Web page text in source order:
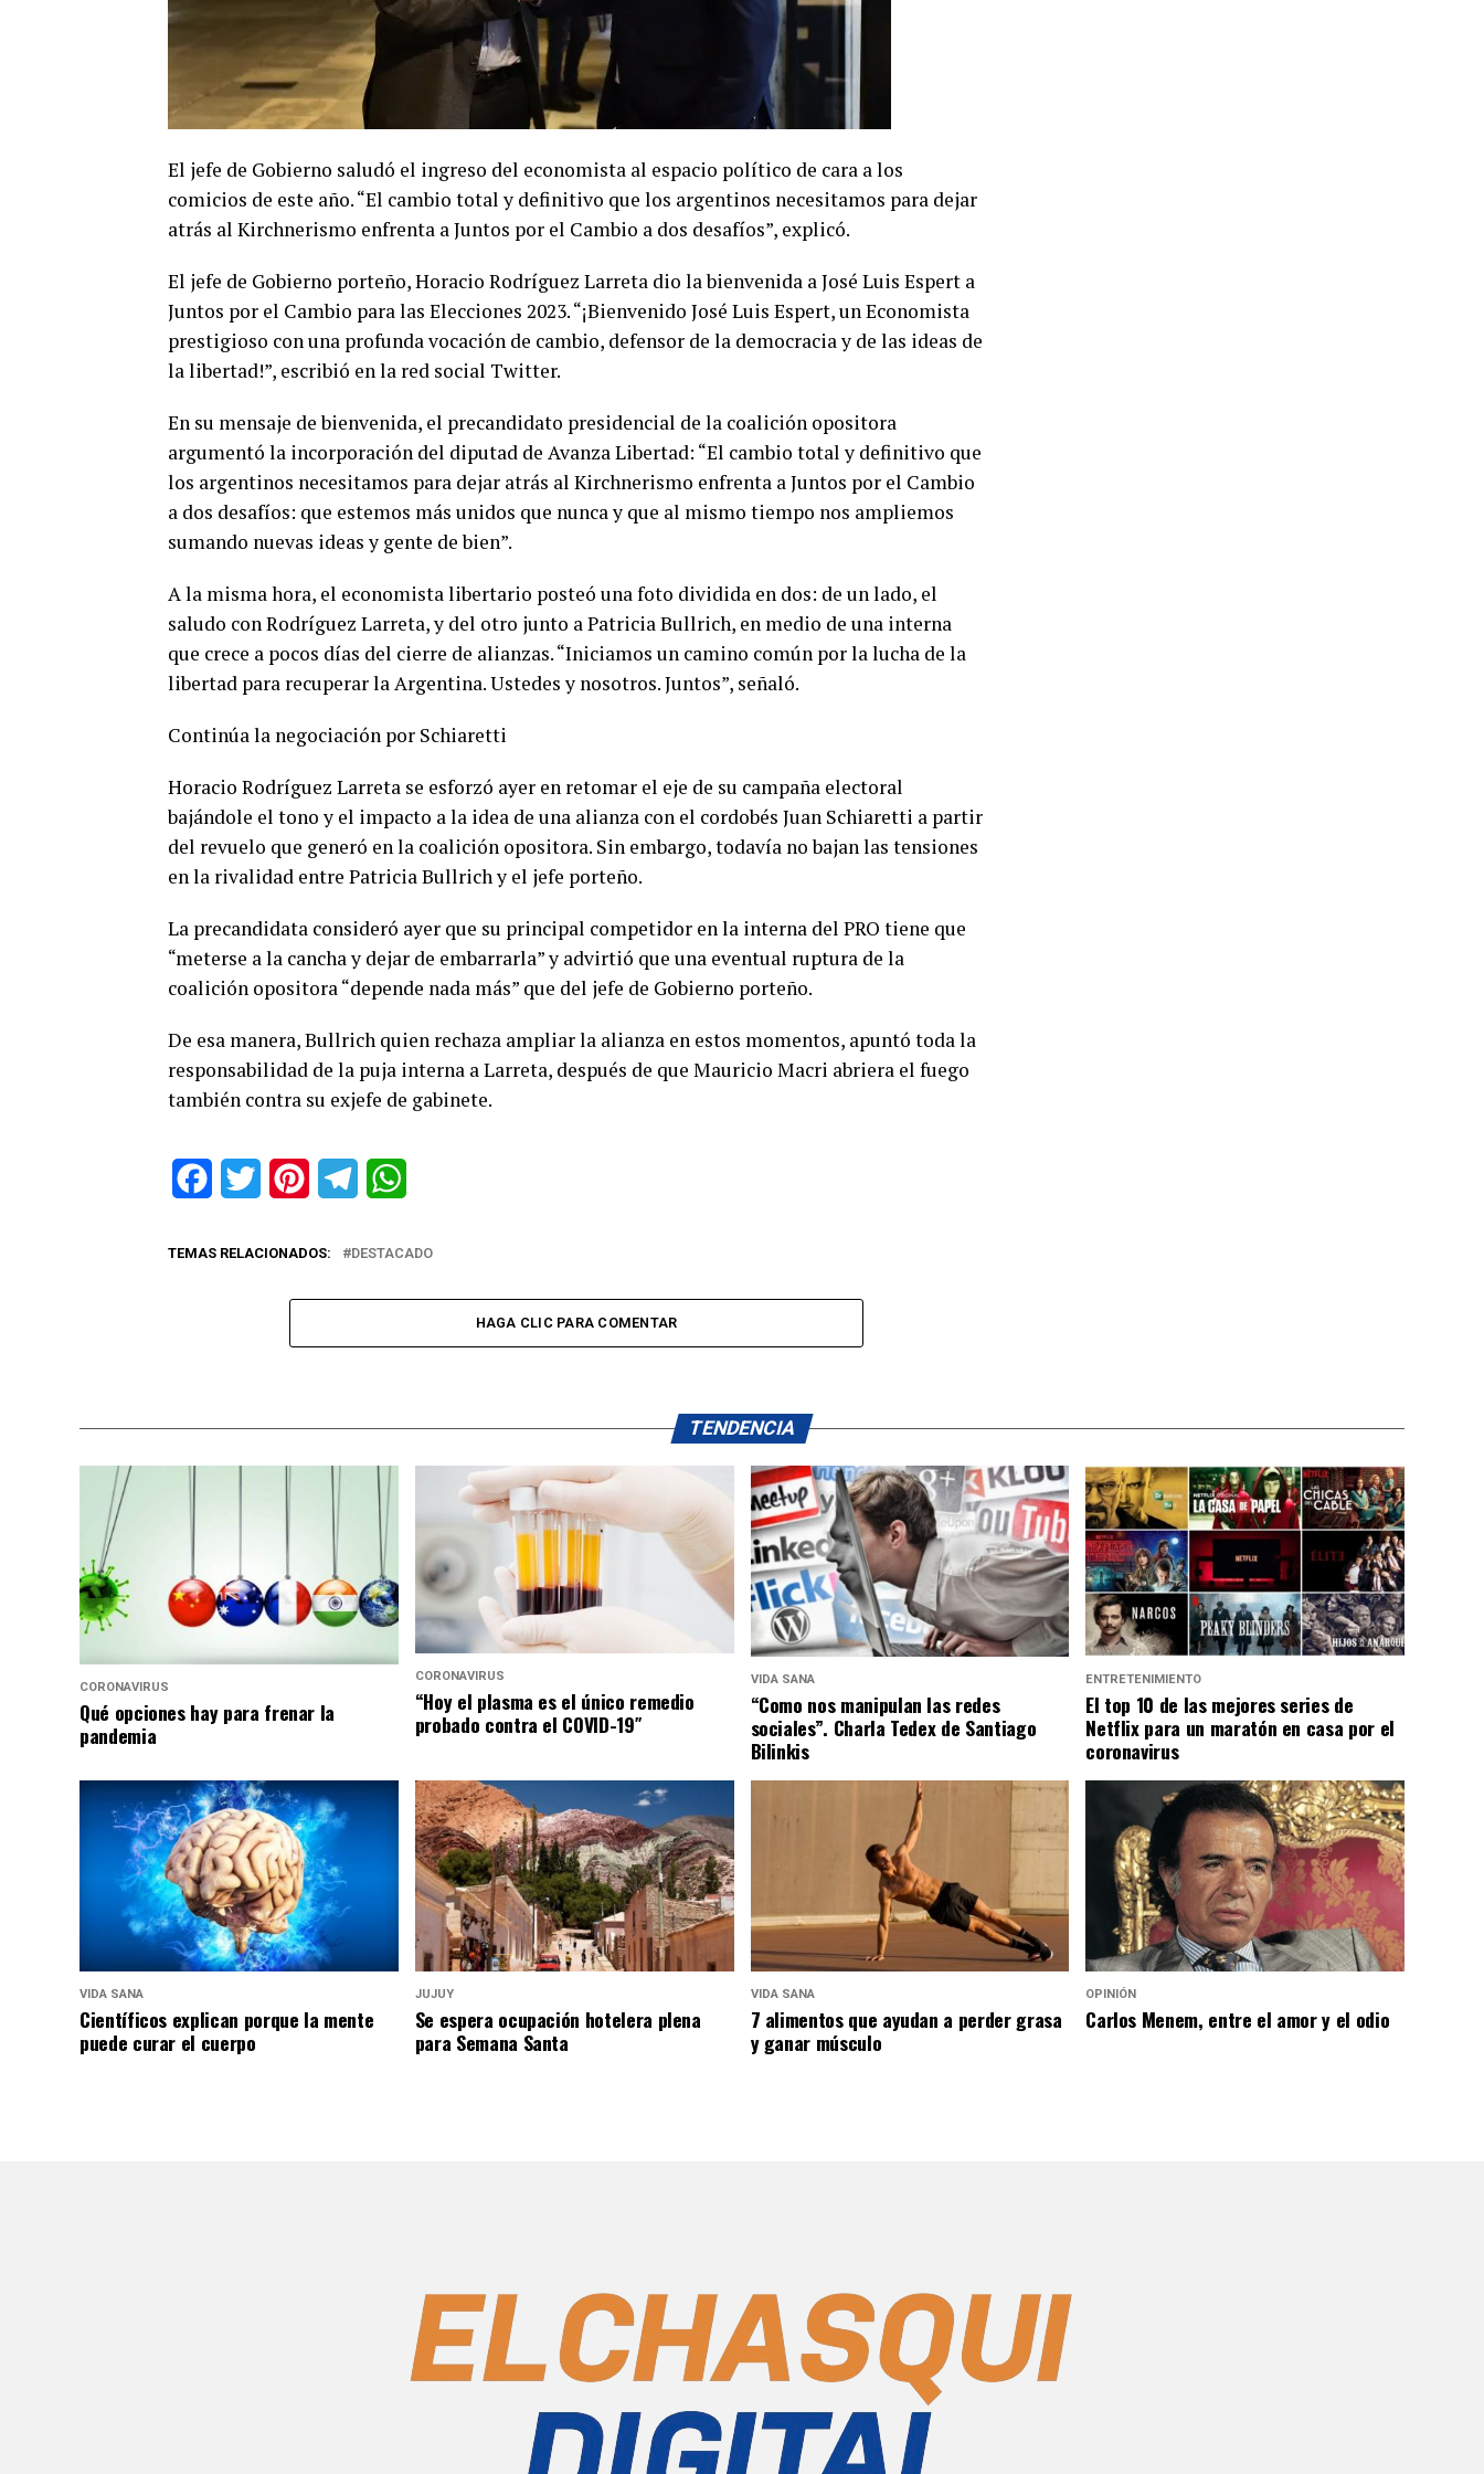
El jefe de Gobierno saludó el ingreso del economista al espacio político de cara a los
comicios de este año. “El cambio total y definitivo que los argentinos necesitamos para dejar
atrás al Kirchnerismo enfrenta a Juntos por el Cambio a dos desafíos”, explicó.
El jefe de Gobierno porteño, Horacio Rodríguez Larreta dio la bienvenida a José Luis Espert a
Juntos por el Cambio para las Elecciones 2023. “¡Bienvenido José Luis Espert, un Economista
prestigioso con una profunda vocación de cambio, defensor de la democracia y de las ideas de
la libertad!”, escribió en la red social Twitter.
En su mensaje de bienvenida, el precandidato presidencial de la coalición opositora
argumentó la incorporación del diputad de Avanza Libertad: “El cambio total y definitivo que
los argentinos necesitamos para dejar atrás al Kirchnerismo enfrenta a Juntos por el Cambio
a dos desafíos: que estemos más unidos que nunca y que al mismo tiempo nos ampliemos
sumando nuevas ideas y gente de bien”.
A la misma hora, el economista libertario posteó una foto dividida en dos: de un lado, el
saludo con Rodríguez Larreta, y del otro junto a Patricia Bullrich, en medio de una interna
que crece a pocos días del cierre de alianzas. “Iniciamos un camino común por la lucha de la
libertad para recuperar la Argentina. Ustedes y nosotros. Juntos”, señaló.
Continúa la negociación por Schiaretti
Horacio Rodríguez Larreta se esforzó ayer en retomar el eje de su campaña electoral
bajándole el tono y el impacto a la idea de una alianza con el cordobés Juan Schiaretti a partir
del revuelo que generó en la coalición opositora. Sin embargo, todavía no bajan las tensiones
en la rivalidad entre Patricia Bullrich y el jefe porteño.
La precandidata consideró ayer que su principal competidor en la interna del PRO tiene que
“meterse a la cancha y dejar de embarrarla” y advirtió que una eventual ruptura de la
coalición opositora “depende nada más” que del jefe de Gobierno porteño.
De esa manera, Bullrich quien rechaza ampliar la alianza en estos momentos, apuntó toda la
responsabilidad de la puja interna a Larreta, después de que Mauricio Macri abriera el fuego
también contra su exjefe de gabinete.
FacebookTwitter PinterestTelegram
TEMAS RELACIONADOS: DESTACADO
HAGA CLIC PARA COMENTAR
TENDENCIA
CORONAVIRUS
Qué opciones hay para frenar la
pandemia
CORONAVIRUS
“Hoy el plasma es el único remedio
probado contra el COVID-19″
VIDA SANA
“Como nos manipulan las redes
sociales”. Charla Tedex de Santiago
Bilinkis
ENTRETENIMIENTO
El top 10 de las mejores series de
Netflix para un maratón en casa por el
coronavirus
VIDA SANA
Científicos explican porque la mente
puede curar el cuerpo
JUJUY
Se espera ocupación hotelera plena
para Semana Santa
VIDA SANA
7 alimentos que ayudan a perder grasa
y ganar músculo
OPINIÓN
Carlos Menem, entre el amor y el odio